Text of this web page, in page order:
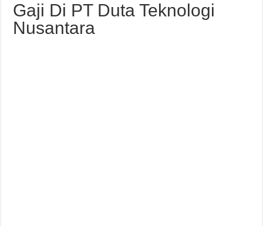
Gaji Di PT Duta Teknologi
Nusantara